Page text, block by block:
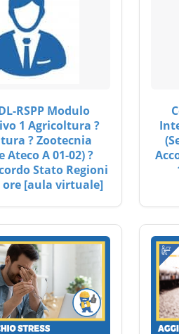
RSPP Modulo
1 Agricoltura ?
? Zootecnia
Ateco A 01-02) ?
Stato Regioni
ore [aula virtuale]